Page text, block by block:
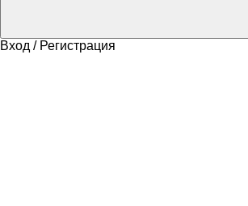
Вход / Регистрация